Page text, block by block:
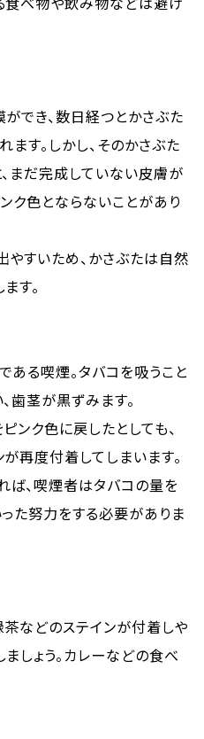
でき、数日経つとかさぶた
ます。しかし、そのかさぶた
まだ完成していない皮膚が
ク色とならないことがあり
すいため、かさぶたは自然
す。
る喫煙。タバコを吸うこと
歯茎が黒ずみます。
ンク色に戻したとしても、
再度付着してしまいます。
、喫煙者はタバコの量を
た努力をする必要がありま
などのステインが付着しや
しょう。カレーなどの食べ